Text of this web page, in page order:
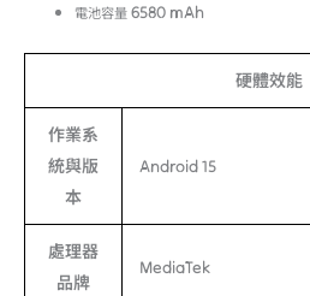
電池容量 6580 mAh
硬體效能
作業系
統與版
本
Android 15
處理器
品牌
MediaTek